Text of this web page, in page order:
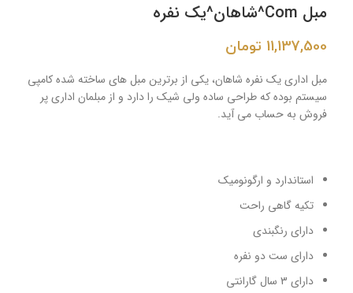
مبل Com^شاهان^یک نفره
11,137,500 تومان
مبل اداری یک نفره شاهان، یکی از برترین مبل های ساخته شده کامپی
سیستم بوده که طراحی ساده ولی شیک را دارد و از مبلمان اداری پر
فروش به حساب می آید.
استاندارد و ارگونومیک
تکیه گاهی راحت
دارای رنگبندی
دارای ست دو نفره
دارای 3 سال گارانتی